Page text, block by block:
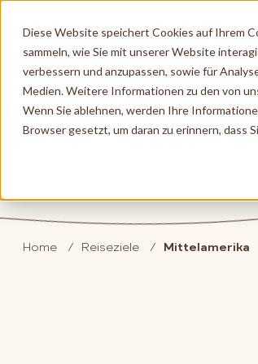
Diese Website speichert Cookies auf Ihrem
sammeln, wie Sie mit unserer Website
verbessern und anzupassen, sowie für
Medien. Weitere Informationen zu den von
Wenn Sie ablehnen, werden Ihre
Browser gesetzt, um daran zu erinnern, dass
Home Reiseziele Mittelamerika